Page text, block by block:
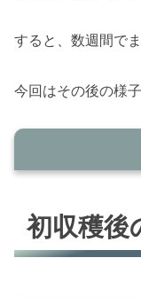
すると、数週間で
今回はその後の様
6/9
6/18 水
初収穫後